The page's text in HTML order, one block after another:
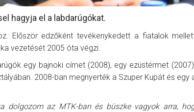
hagyja el a labdarúgókat.
Először edzőként tevékenykedett a fiatalok
vezetését 2005 óta végzi.
egy bajnoki címet (2008), egy ezüstérmet
2008-ban megnyerték a Szuper Kupát és egy
dolgozom az MTK-ban és büszke vagyok arra,